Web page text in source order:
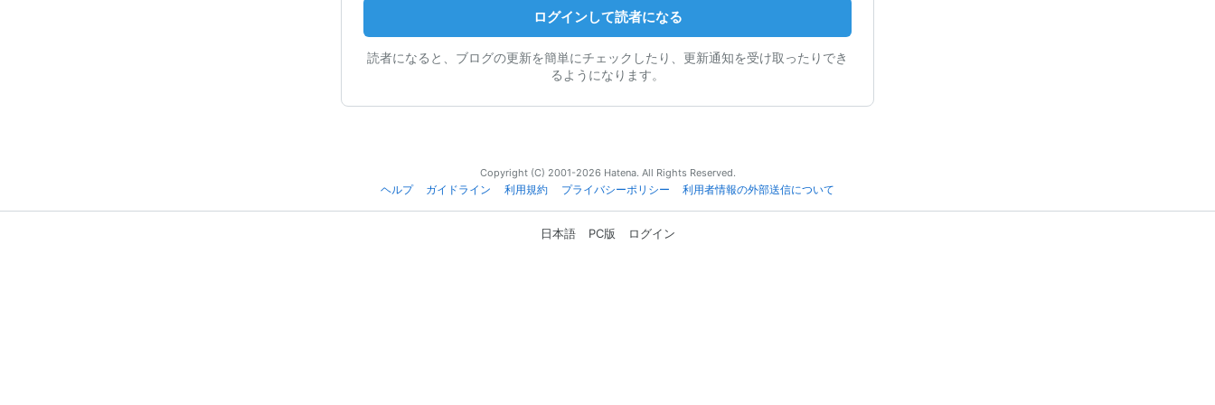
ログインして読者になる
読者になると、ブログの更新を簡単にチェックしたり、更新通知を受け取ったりでき
るようになります。
Copyright (C) 2001-2026 Hatena. All Rights Reserved.
ヘルプ
ガイドライン 利用規約 プライバシーポリシー 利用者情報の外部送信について
日本語 PC版 ログイン